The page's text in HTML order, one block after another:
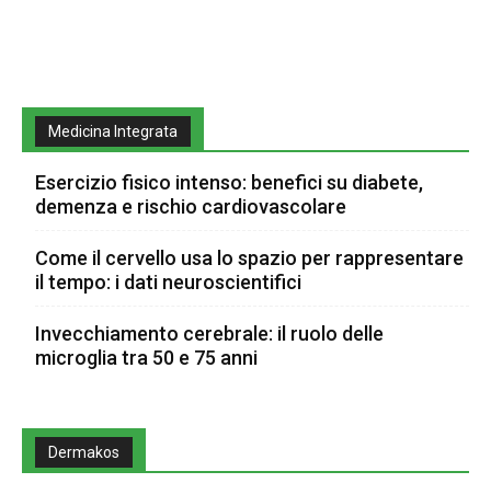
Medicina Integrata
Esercizio fisico intenso: benefici su diabete,
demenza e rischio cardiovascolare
Come il cervello usa lo spazio per rappresentare
il tempo: i dati neuroscientifici
Invecchiamento cerebrale: il ruolo delle
microglia tra 50 e 75 anni
Dermakos